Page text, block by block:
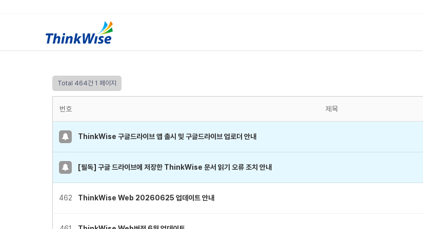
Total 464건 1 페이지
번호 제목
ThinkWise 구글드라이브 앱 출시 및 구글드라이브 업로더 안내
[필독] 구글 드라이브에 저장한 ThinkWise 문서 읽기 오류 조치 안내
462 ThinkWise Web 20260625 업데이트 안내